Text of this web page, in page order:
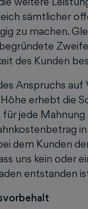
sämtlicher
zu machen.
des Kunden
Anspruchs auf
erhebt die
jede Mahnung
dem Kunden
uns kein oder
entstanden